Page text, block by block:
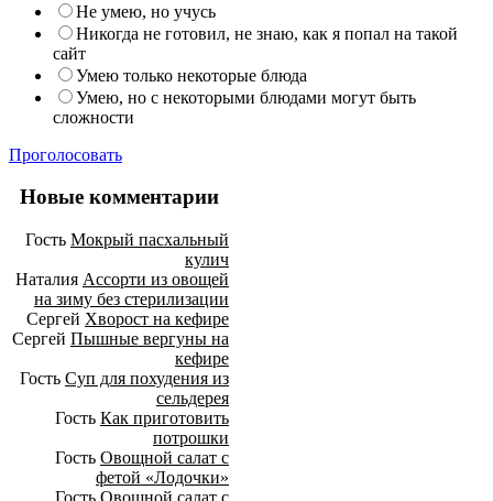
Не умею, но учусь
Никогда не готовил, не знаю, как я попал на такой
сайт
Умею только некоторые блюда
Умею, но с некоторыми блюдами могут быть
сложности
Проголосовать
Новые комментарии
Гость Мокрый пасхальный
кулич
Наталия Ассорти из овощей
на зиму без стерилизации
Сергей Хворост на кефире
Сергей Пышные вергуны на
кефире
Гость Суп для похудения из
сельдерея
Гость Как приготовить
потрошки
Гость Овощной салат с
фетой «Лодочки»